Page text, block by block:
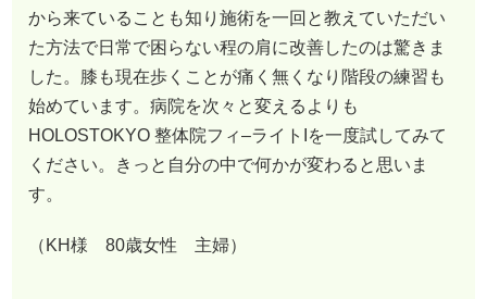
から来ていることも知り施術を一回と教えていただい
た方法で日常で困らない程の肩に改善したのは驚きま
した。膝も現在歩くことが痛く無くなり階段の練習も
始めています。病院を次々と変えるよりも
HOLOSTOKYO 整体院フィ–ライトIを一度試してみて
ください。きっと自分の中で何かが変わると思いま
す。
（KH様 80歳女性 主婦）